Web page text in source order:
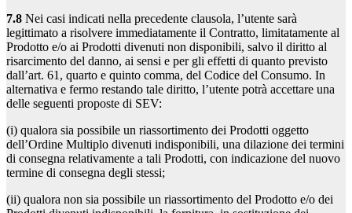
7.8 Nei casi indicati nella precedente clausola, l’utente sarà
legittimato a risolvere immediatamente il Contratto, limitatamente al
Prodotto e/o ai Prodotti divenuti non disponibili, salvo il diritto al
risarcimento del danno, ai sensi e per gli effetti di quanto previsto
dall’art. 61, quarto e quinto comma, del Codice del Consumo. In
alternativa e fermo restando tale diritto, l’utente potrà accettare una
delle seguenti proposte di SEV:
(i) qualora sia possibile un riassortimento dei Prodotti oggetto
dell’Ordine Multiplo divenuti indisponibili, una dilazione dei termini
di consegna relativamente a tali Prodotti, con indicazione del nuovo
termine di consegna degli stessi;
(ii) qualora non sia possibile un riassortimento del Prodotto e/o dei